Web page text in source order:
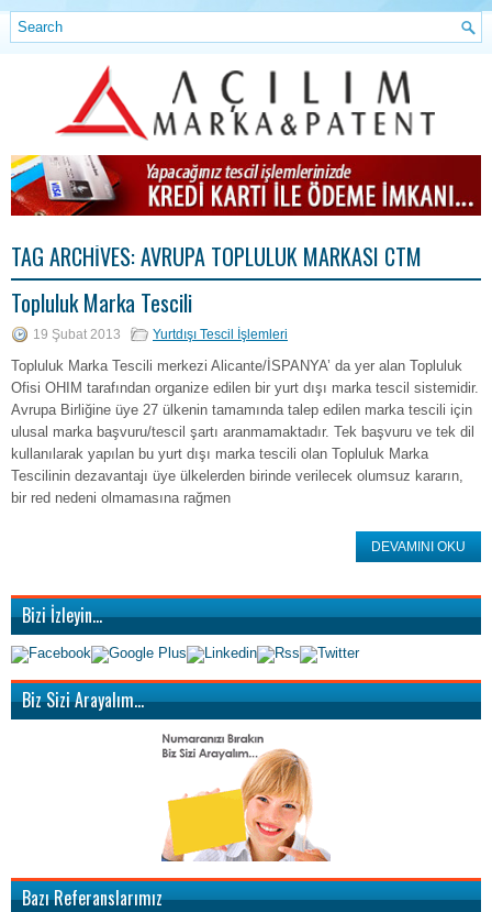
TAG ARCHIVES:AVRUPA TOPLULUK MARKASI CTM
Topluluk Marka Tescili
19 Şubat 2013 Yurtdışı Tescil İşlemleri
Topluluk Marka Tescili merkezi Alicante/İSPANYA’ da yer alan Topluluk
Ofisi OHIM tarafından organize edilen bir yurt dışı marka tescil sistemidir.
Avrupa Birliğine üye 27 ülkenin tamamında talep edilen marka tescili için
ulusal marka başvuru/tescil şartı aranmamaktadır. Tek başvuru ve tek dil
kullanılarak yapılan bu yurt dışı marka tescili olan Topluluk Marka
Tescilinin dezavantajı üye ülkelerden birinde verilecek olumsuz kararın,
bir red nedeni olmamasına rağmen
DEVAMINI OKU
Bizi İzleyin…
Biz Sizi Arayalım…
Bazı Referanslarımız